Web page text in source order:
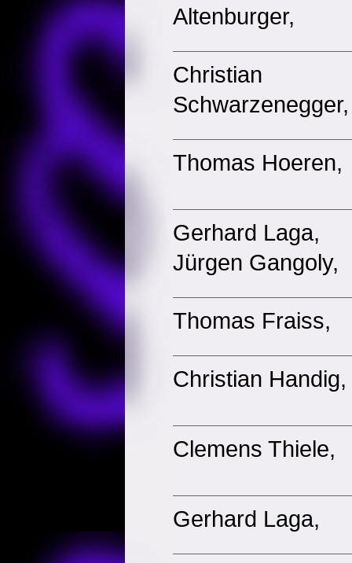
Altenburger,
Christian
Schwarzenegger,
Thomas Hoeren,
Gerhard Laga,
Jürgen Gangoly,
Thomas Fraiss,
Christian Handig,
Clemens Thiele,
Gerhard Laga,